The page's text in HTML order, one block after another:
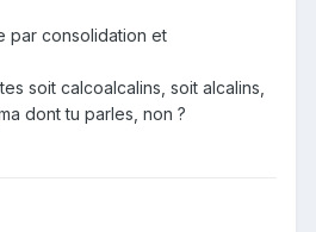
par consolidation et
soit calcoalcalins, soit alcalins,
dont tu parles, non ?